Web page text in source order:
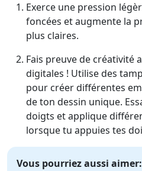
Exerce une pression
foncées et augmente la
plus claires.
Fais preuve de créativité
digitales ! Utilise des
pour créer différentes
de ton dessin unique.
doigts et applique
lorsque tu appuies tes
Vous pourriez aussi aimer: